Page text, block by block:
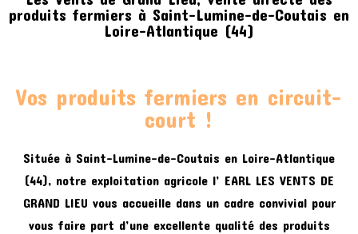
produits fermiers à Saint-Lumine-de-Coutais en
Loire-Atlantique (44)
Vos produits fermiers en circuit-
court !
Située à Saint-Lumine-de-Coutais en Loire-Atlantique
(44), notre exploitation agricole l’ EARL LES VENTS DE
GRAND LIEU vous accueille dans un cadre convivial pour
vous faire part d’une excellente qualité des produits